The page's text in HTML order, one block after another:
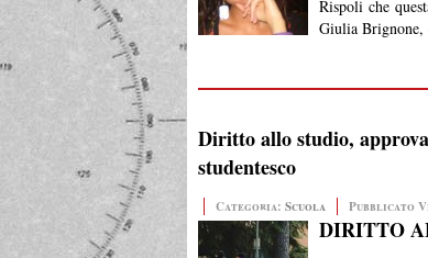
Rispoli che
Giulia Brignone,
Diritto allo studio,
studentesco
Categoria: Scuola Pubblicato
DIRITTO